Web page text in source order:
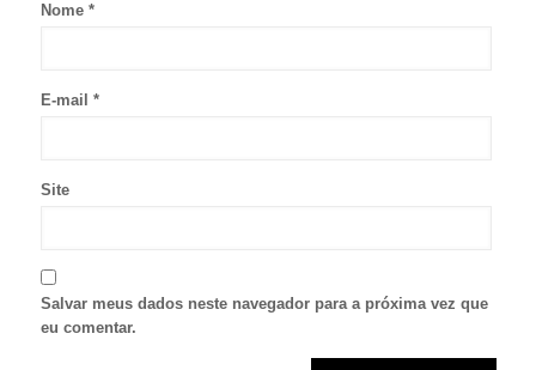
Nome *
E-mail *
Site
Salvar meus dados neste navegador para a próxima vez que
eu comentar.